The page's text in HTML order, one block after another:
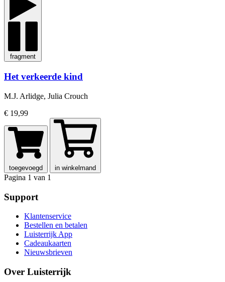
fragment
Het verkeerde kind
M.J. Arlidge, Julia Crouch
€ 19,99
toegevoegd in winkelmand
Pagina 1 van 1
Support
Klantenservice
Bestellen en betalen
Luisterrijk App
Cadeaukaarten
Nieuwsbrieven
Over Luisterrijk